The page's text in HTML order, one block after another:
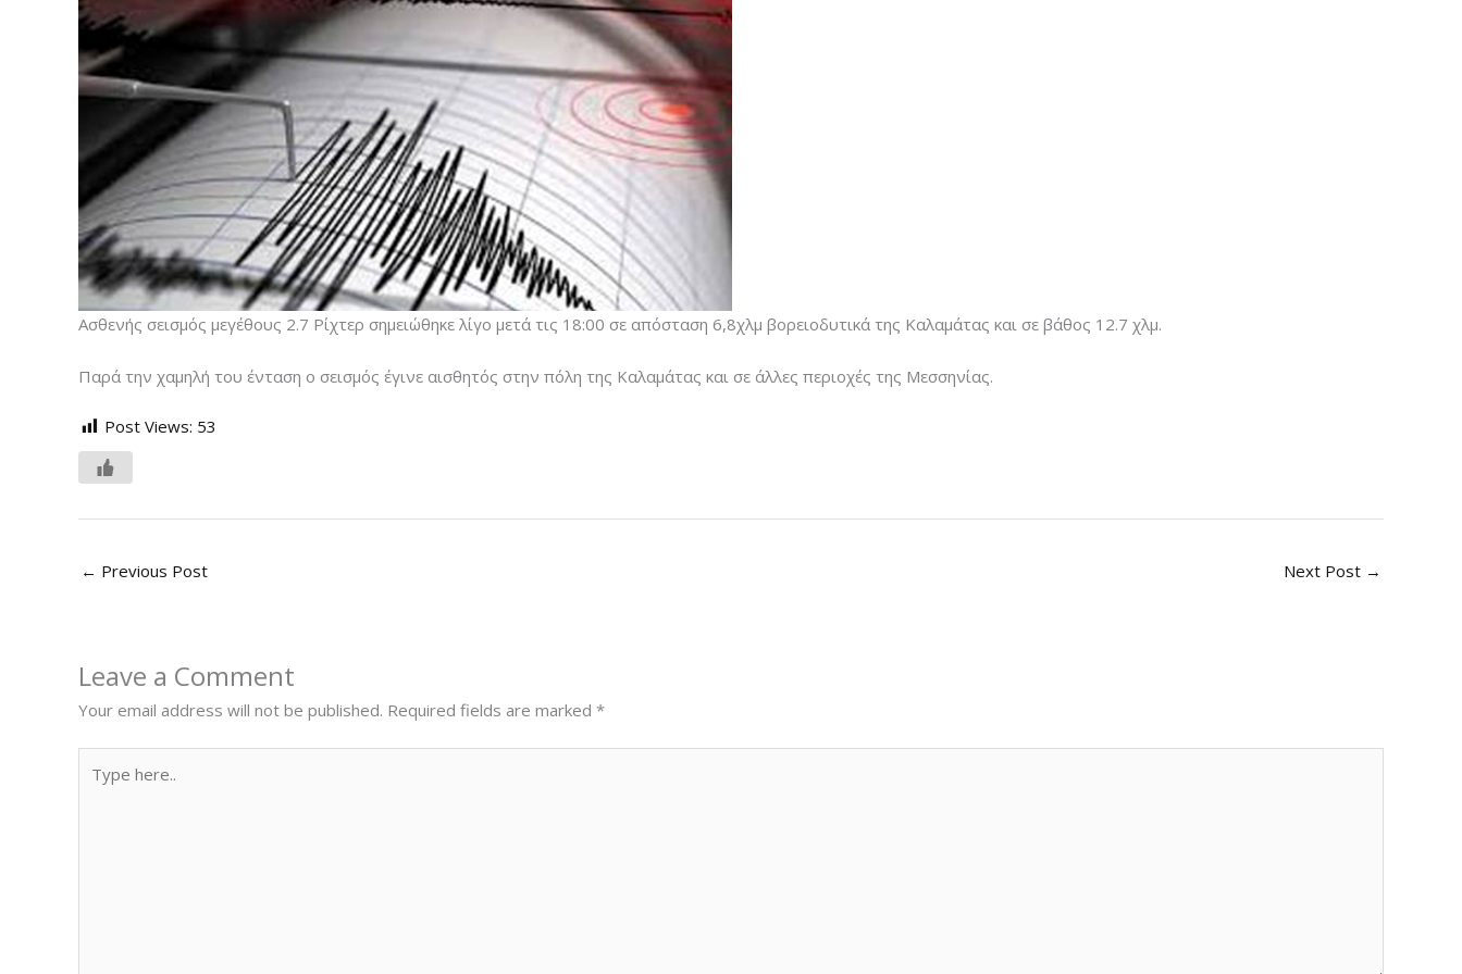
Ασθενής σεισμός μεγέθους 2.7 Ρίχτερ σημειώθηκε λίγο μετά τις 18:00 σε απόσταση 6,8χλμ βορειοδυτικά της Καλαμάτας και σε βάθος 12.7 χλμ.
Παρά την χαμηλή του ένταση ο σεισμός έγινε αισθητός στην πόλη της Καλαμάτας και σε άλλες περιοχές της Μεσσηνίας.
Post Views: 53
← Previous Post Next Post →
Leave a Comment
Your email address will not be published. Required fields are marked *
here..